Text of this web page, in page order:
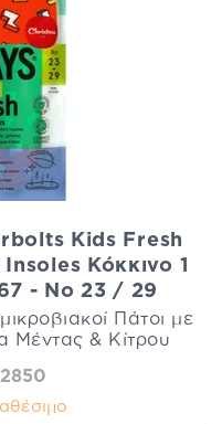
Kids Fresh
Κόκκινο 1
- No 23 / 29
Πάτοι με
Μέντας & Κίτρου